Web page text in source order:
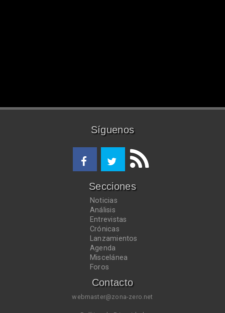
Síguenos
Secciones
Noticias
Análisis
Entrevistas
Crónicas
Lanzamientos
Agenda
Miscelánea
Foros
Contacto
webmaster@zona-zero.net